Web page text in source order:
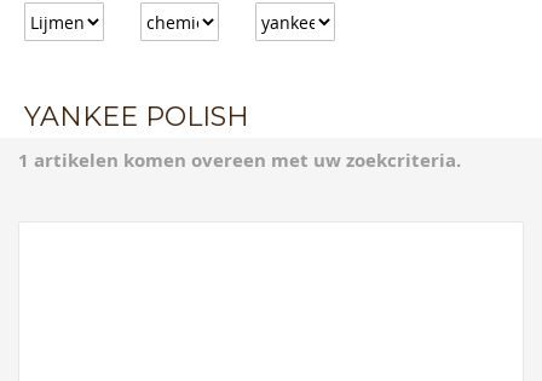
door
naar
YANKEE POLISH
1 artikelen komen overeen met uw zoekcriteria.